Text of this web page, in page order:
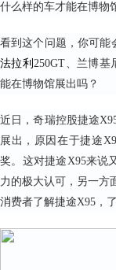
什么样的车才能在博物
看到这个问题，你可能
法拉利250GT、兰博基
能在博物馆展出吗？
近日，奇瑞控股捷途
展出，原因在于捷途
奖。这对捷途X95来说
力的极大认可，另一方
消费者了解捷途X95，